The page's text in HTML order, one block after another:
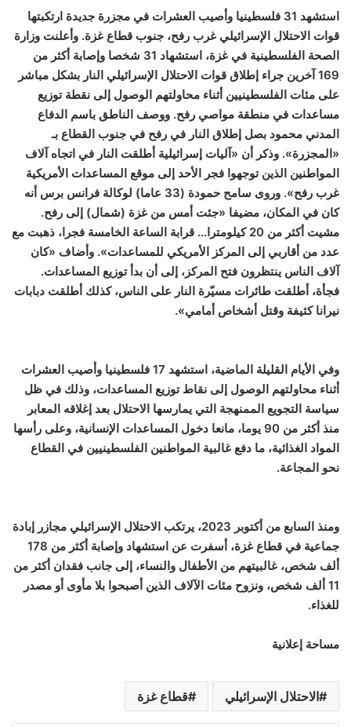
استشهد 31 فلسطينيا وأصيب العشرات في مجزرة جديدة ارتكبتها
قوات الاحتلال الإسرائيلي غرب رفح، جنوب قطاع غزة. وأعلنت وزارة
الصحة الفلسطينية في غزة، استشهاد 31 شخصا وإصابة أكثر من
169 آخرين جراء إطلاق قوات الاحتلال الإسرائيلي النار بشكل مباشر
على مئات الفلسطينيين أثناء محاولتهم الوصول إلى نقطة توزيع
مساعدات في منطقة مواصي رفح. ووصف الناطق باسم الدفاع
المدني محمود بصل إطلاق النار في رفح في جنوب القطاع بـ
«المجزرة». وذكر أن «آليات إسرائيلية أطلقت النار في اتجاه آلاف
المواطنين الذين توجهوا فجر الأحد إلى موقع المساعدات الأمريكية
غرب رفح». وروى سامح حمودة (33 عاما) لوكالة فرانس برس أنه
كان في المكان، مضيفا «جئت أمس من غزة (شمال) إلى رفح.
مشيت أكثر من 20 كيلومترا… قرابة الساعة الخامسة فجرا، ذهبت مع
عدد من أقاربي إلى المركز الأمريكي للمساعدات». وأضاف «كان
آلاف الناس ينتظرون فتح المركز، إلى أن بدأ توزيع المساعدات.
فجأة، أطلقت طائرات مسيّرة النار على الناس، كذلك أطلقت دبابات
نيرانا كثيفة وقتل أشخاص أمامي».
وفي الأيام القليلة الماضية، استشهد 17 فلسطينيا وأصيب العشرات
أثناء محاولتهم الوصول إلى نقاط توزيع المساعدات، وذلك في ظل
سياسة التجويع الممنهجة التي يمارسها الاحتلال بعد إغلاقه المعابر
منذ أكثر من 90 يوما، مانعا دخول المساعدات الإنسانية، وعلى رأسها
المواد الغذائية، ما دفع غالبية المواطنين الفلسطينيين في القطاع
نحو المجاعة.
ومنذ السابع من أكتوبر 2023، يرتكب الاحتلال الإسرائيلي مجازر إبادة
جماعية في قطاع غزة، أسفرت عن استشهاد وإصابة أكثر من 178
ألف شخص، غالبيتهم من الأطفال والنساء، إلى جانب فقدان أكثر من
11 ألف شخص، ونزوح مئات الآلاف الذين أصبحوا بلا مأوى أو مصدر
للغذاء.
مساحة إعلانية
الاحتلال الإسرائيلي قطاع غزة